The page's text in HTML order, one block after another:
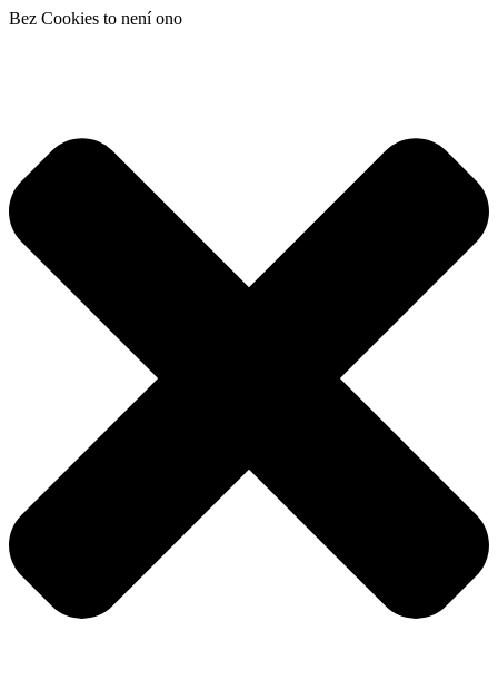
Bez Cookies to není ono